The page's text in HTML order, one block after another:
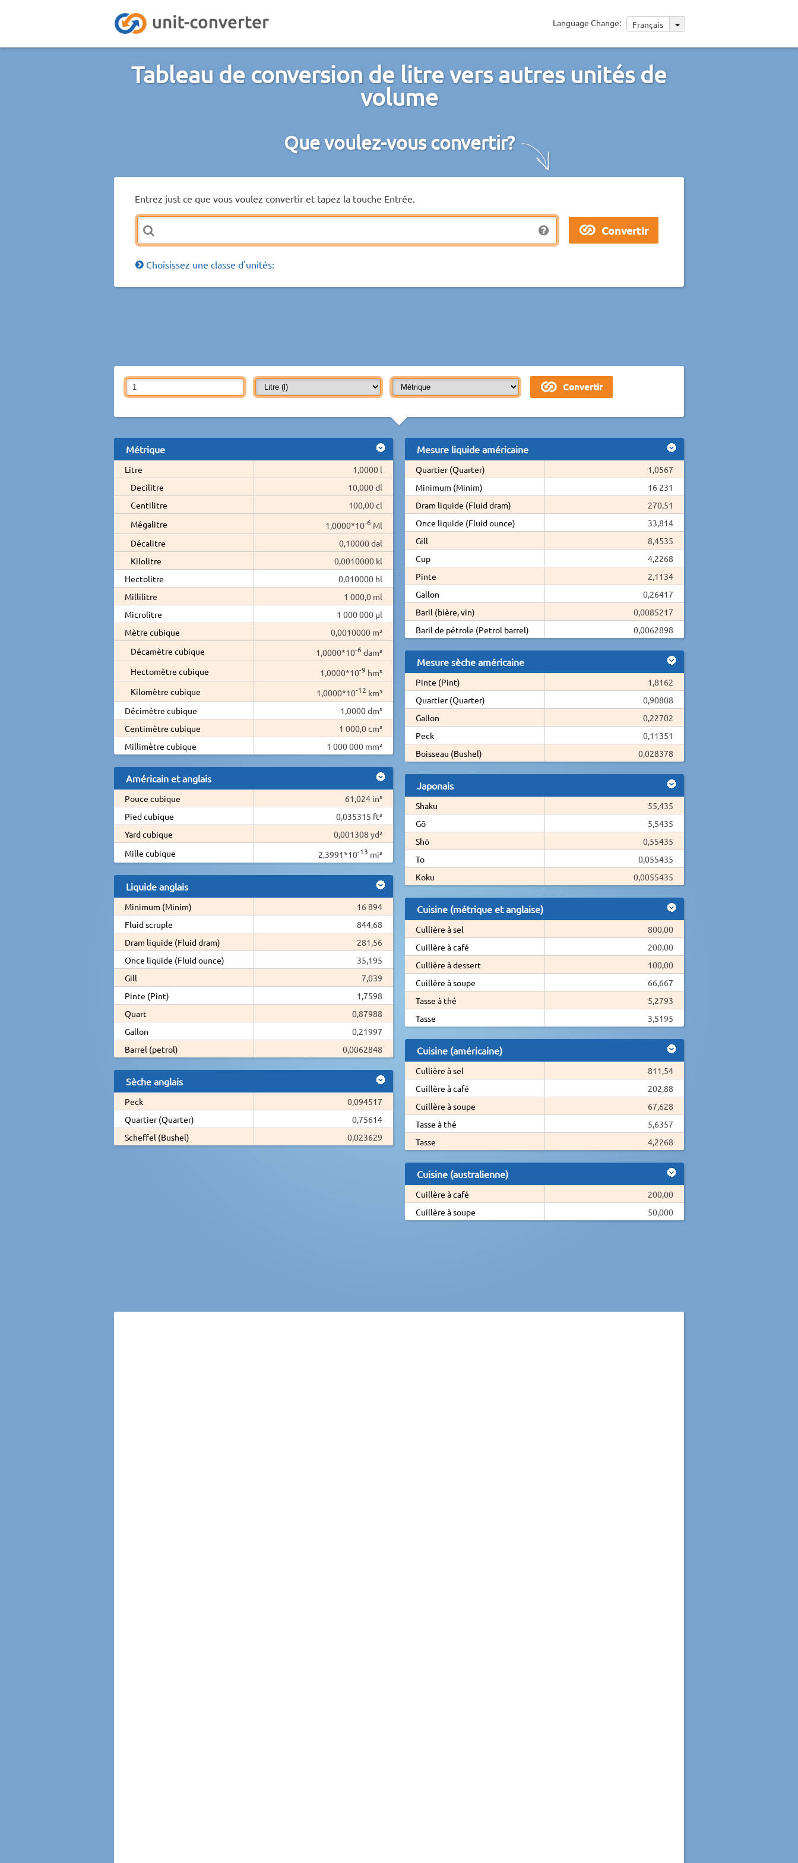
Language Change: Français
Tableau de conversion de litre vers autres unités de
volume
Que voulez-vous convertir?
Entrez just ce que vous voulez convertir et tapez la touche Entrée.
Choisissez une classe d'unités:
Métrique
Litre
1,0000 l
Decilitre
10,000 dl
Centilitre
100,00 cl
Mégalitre
1,0000*10-6 Ml
Décalitre
0,10000 dal
Kilolitre
0,0010000 kl
Hectolitre
0,010000 hl
Millilitre
1 000,0 ml
Microlitre
1 000 000 µl
Mètre cubique
0,0010000 m³
Décamètre cubique
1,0000*10-6 dam³
Hectomètre cubique
1,0000*10-9 hm³
Kilomètre cubique
1,0000*10-12 km³
Décimètre cubique
1,0000 dm³
Centimètre cubique
1 000,0 cm³
Millimètre cubique
1 000 000 mm³
Américain et anglais
Pouce cubique
61,024 in³
Pied cubique
0,035315 ft³
Yard cubique
0,001308 yd³
Mille cubique
2,3991*10-13 mi³
Liquide anglais
Minimum (Minim)
16 894
Fluid scruple
844,68
Dram liquide (Fluid dram)
281,56
Once liquide (Fluid ounce)
35,195
Gill
7,039
Pinte (Pint)
1,7598
Quart
0,87988
Gallon
0,21997
Barrel (petrol)
0,0062848
Sèche anglais
Peck
0,094517
Quartier (Quarter)
0,75614
Scheffel (Bushel)
0,023629
Mesure liquide américaine
Quartier (Quarter)
1,0567
Minimum (Minim)
16 231
Dram liquide (Fluid dram)
270,51
Once liquide (Fluid ounce)
33,814
Gill
8,4535
Cup
4,2268
Pinte
2,1134
Gallon
0,26417
Baril (bière, vin)
0,0085217
Baril de pétrole (Petrol barrel)
0,0062898
Mesure sèche américaine
Pinte (Pint)
1,8162
Quartier (Quarter)
0,90808
Gallon
0,22702
Peck
0,11351
Boisseau (Bushel)
0,028378
Japonais
Shaku
55,435
Gō
5,5435
Shō
0,55435
To
0,055435
Koku
0,0055435
Cuisine (métrique et anglaise)
Cullière à sel
800,00
Cuillère à café
200,00
Cullière à dessert
100,00
Cuillère à soupe
66,667
Tasse à thé
5,2793
Tasse
3,5195
Cuisine (américaine)
Cullière à sel
811,54
Cuillère à café
202,88
Cuillère à soupe
67,628
Tasse à thé
5,6357
Tasse
4,2268
Cuisine (australienne)
Cuillère à café
200,00
Cuillère à soupe
50,000